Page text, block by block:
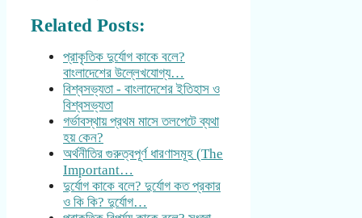
Related Posts:
প্রাকৃতিক দুর্যোগ কাকে বলে?
বাংলাদেশের উল্লেখযোগ্য…
বিশ্বসভ্যতা - বাংলাদেশের ইতিহাস ও
বিশ্বসভ্যতা
গর্ভাবস্থায় প্রথম মাসে তলপেটে ব্যথা
হয় কেন?
অর্থনীতির গুরুত্বপূর্ণ ধারণাসমূহ (The
Important…
দুর্যোগ কাকে বলে? দুর্যোগ কত প্রকার
ও কি কি? দুর্যোগ…